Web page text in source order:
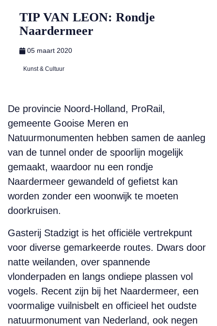
TIP VAN LEON: Rondje
Naardermeer
05 maart 2020
Kunst & Cultuur
De provincie Noord-Holland, ProRail,
gemeente Gooise Meren en
Natuurmonumenten hebben samen de aanleg
van de tunnel onder de spoorlijn mogelijk
gemaakt, waardoor nu een rondje
Naardermeer gewandeld of gefietst kan
worden zonder een woonwijk te moeten
doorkruisen.
Gasterij Stadzigt is het officiële vertrekpunt
voor diverse gemarkeerde routes. Dwars door
natte weilanden, over spannende
vlonderpaden en langs ondiepe plassen vol
vogels. Recent zijn bij het Naardermeer, een
voormalige vuilnisbelt en officieel het oudste
natuurmonument van Nederland, ook negen